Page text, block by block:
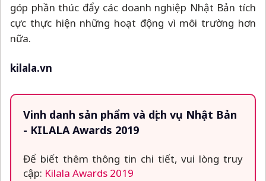
góp phần thúc đẩy các doanh nghiệp Nhật Bản tích
cực thực hiện những hoạt động vì môi trường hơn
nữa.
kilala.vn
Vinh danh sản phẩm và dịch vụ Nhật Bản
- KILALA Awards 2019
Để biết thêm thông tin chi tiết, vui lòng truy
cập: Kilala Awards 2019